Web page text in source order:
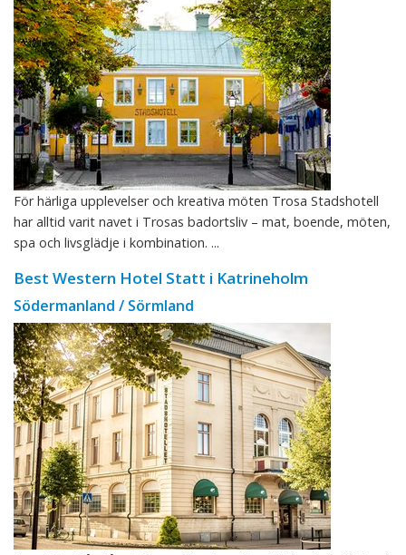
För härliga upplevelser och kreativa möten Trosa Stadshotell
har alltid varit navet i Trosas badortsliv – mat, boende, möten,
spa och livsglädje i kombination. ...
Best Western Hotel Statt i Katrineholm
Södermanland / Sörmland